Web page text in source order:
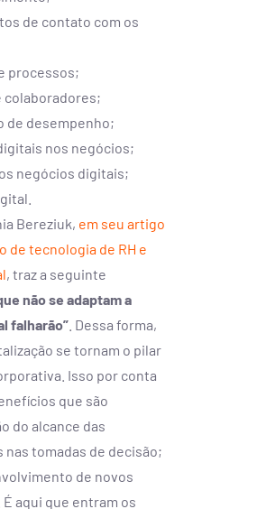
de contato com os
processos;
colaboradores;
de desempenho;
nos negócios;
negócios digitais;
Bereziuk, em seu artigo
de tecnologia de RH e
, traz a seguinte
não se adaptam a
falharão” . Dessa forma,
se tornam o pilar
Isso por conta
que são
do alcance das
tomadas de decisão;
de novos
aqui que entram os